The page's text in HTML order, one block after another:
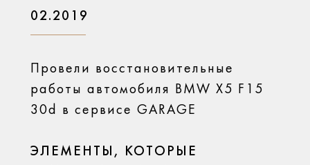
02.2019
Провели восстановительные
работы автомобиля BMW X5 F15
30d в сервисе GARAGE
ЭЛЕМЕНТЫ, КОТОРЫЕ